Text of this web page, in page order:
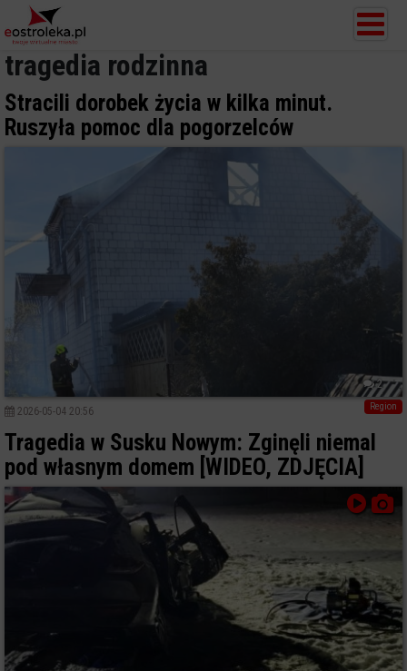
tragedia rodzinna
Stracili dorobek życia w kilka minut.
Ruszyła pomoc dla pogorzelców
2
Region
2026-05-04 20:56
Tragedia w Susku Nowym: Zginęli niemal
pod własnym domem [WIDEO, ZDJĘCIA]